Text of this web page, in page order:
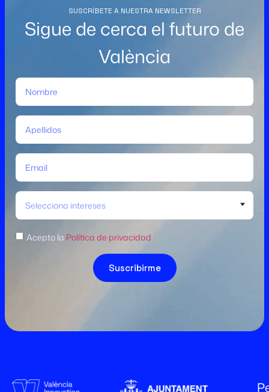
SUSCRÍBETE A NUESTRA NEWSLETTER
Sigue de cerca el futuro de
València
Selecciona intereses
Acepto la Política de privacidad.
Suscribirme